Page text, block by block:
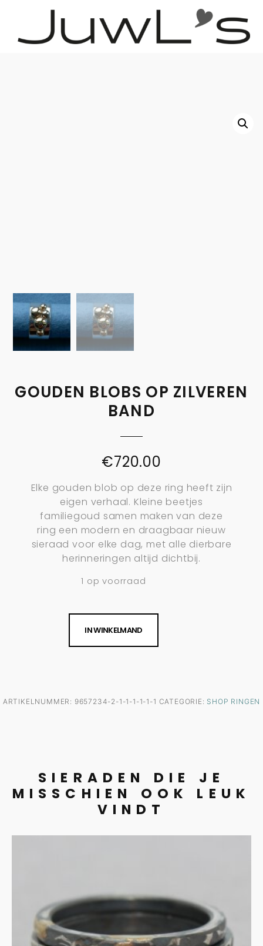
GOUDEN BLOBS OP ZILVEREN
BAND
€720.00
Elke gouden blob op deze ring heeft zijn
eigen verhaal. Kleine beetjes
familiegoud samen maken van deze
ring een modern en draagbaar nieuw
sieraad voor elke dag, met alle dierbare
herinneringen altijd dichtbij.
1 op voorraad
IN WINKELMAND
ARTIKELNUMMER: 9657234-2-1-1-1-1-1-1 CATEGORIE: SHOP RINGEN
SIERADEN DIE JE
MISSCHIEN OOK LEUK
VINDT
Stapelringen in gezwart
zilver met 14ct goud